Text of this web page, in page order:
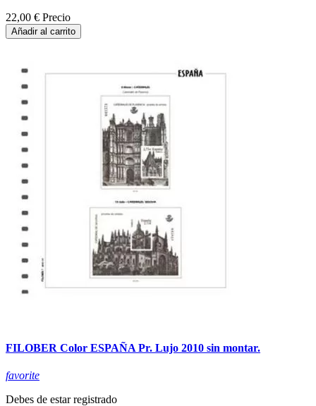
22,00 € Precio
Añadir al carrito
FILOBER Color ESPAÑA Pr. Lujo 2010 sin montar.
favorite
Debes de estar registrado